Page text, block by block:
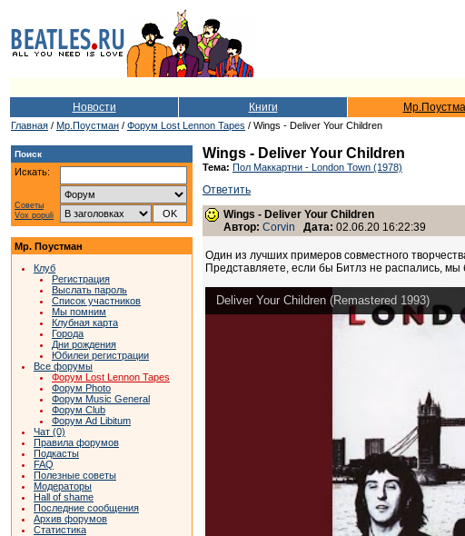
Новости Книги
Главная / Мр.Поустман / Форум Lost Lennon Tapes / Wings - Deliver Your Children
Поиск
Искать:
Советы
Vox populi
Мр. Поустман
Клуб
Регистрация
Выслать пароль
Список участников
Мы помним
Клубная карта
Города
Дни рождения
Юбилеи регистрации
Все форумы
Форум Lost Lennon Tapes
Форум Photo
Форум Music General
Форум Club
Форум Ad Libitum
Чат (0)
Правила форумов
Подкасты
FAQ
Полезные советы
Модераторы
Hall of shame
Последние сообщения
Архив форумов
Статистика
Wings - Deliver Your Children
Тема: Пол Маккартни - London Town (1978)
Ответить
Wings - Deliver Your Children
Автор: Corvin Дата: 02.06.20 16:22:39
Один из лучших примеров совместного
Представляете, если бы Битлз не распались,
Deliver Your Children (Remastered 1993)